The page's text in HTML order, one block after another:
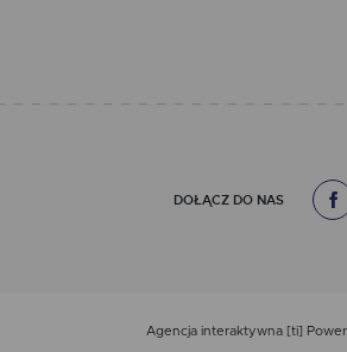
DOŁĄCZ DO NAS
Agencja interaktywna [ti]